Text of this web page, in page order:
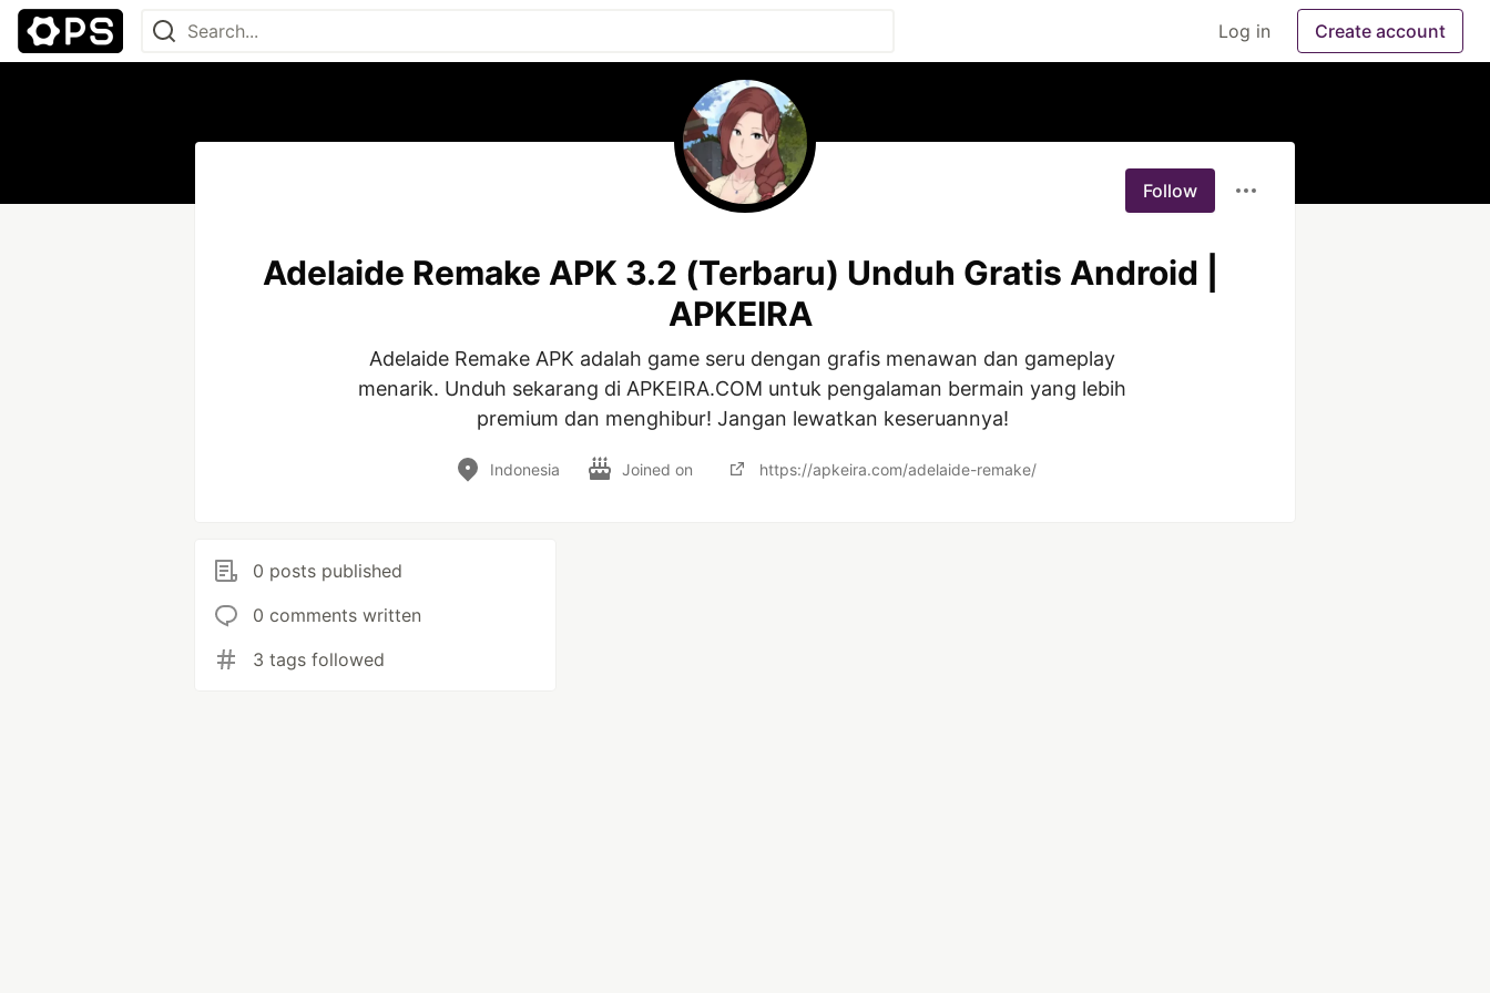
Log in Create account
Follow
Adelaide Remake APK 3.2 (Terbaru) Unduh Gratis Android |
APKEIRA
Adelaide Remake APK adalah game seru dengan grafis menawan dan gameplay
menarik. Unduh sekarang di APKEIRA.COM untuk pengalaman bermain yang lebih
premium dan menghibur! Jangan lewatkan keseruannya!
Indonesia Joined on https://apkeira.com/adelaide-remake/
0 posts published
0 comments written
3 tags followed